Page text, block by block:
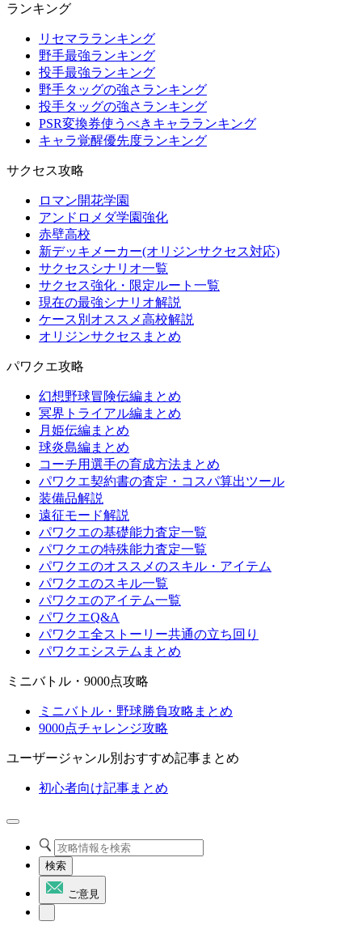
ランキング
リセマラランキング
野手最強ランキング
投手最強ランキング
野手タッグの強さランキング
投手タッグの強さランキング
PSR変換券使うべきキャラランキング
キャラ覚醒優先度ランキング
サクセス攻略
ロマン開花学園
アンドロメダ学園強化
赤壁高校
新デッキメーカー(オリジンサクセス対応)
サクセスシナリオ一覧
サクセス強化・限定ルート一覧
現在の最強シナリオ解説
ケース別オススメ高校解説
オリジンサクセスまとめ
パワクエ攻略
幻想野球冒険伝編まとめ
冥界トライアル編まとめ
月姫伝編まとめ
球炎島編まとめ
コーチ用選手の育成方法まとめ
パワクエ契約書の査定・コスパ算出ツール
装備品解説
遠征モード解説
パワクエの基礎能力査定一覧
パワクエの特殊能力査定一覧
パワクエのオススメのスキル・アイテム
パワクエのスキル一覧
パワクエのアイテム一覧
パワクエQ&A
パワクエ全ストーリー共通の立ち回り
パワクエシステムまとめ
ミニバトル・9000点攻略
ミニバトル・野球勝負攻略まとめ
9000点チャレンジ攻略
ユーザージャンル別おすすめ記事まとめ
初心者向け記事まとめ
検索
ご意見